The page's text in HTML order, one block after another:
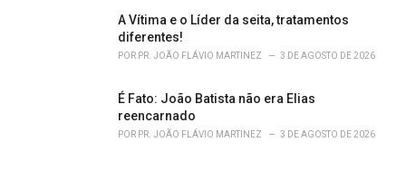
A Vítima e o Líder da seita, tratamentos
diferentes!
POR PR. JOÃO FLÁVIO MARTINEZ 3 DE AGOSTO DE 2026
É Fato: João Batista não era Elias
reencarnado
POR PR. JOÃO FLÁVIO MARTINEZ 3 DE AGOSTO DE 2026